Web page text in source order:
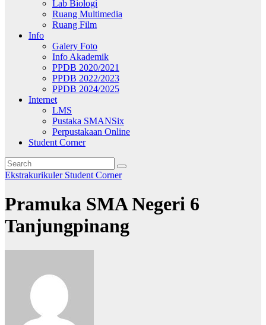
Lab Biologi
Ruang Multimedia
Ruang Film
Info
Galery Foto
Info Akademik
PPDB 2020/2021
PPDB 2022/2023
PPDB 2024/2025
Internet
LMS
Pustaka SMANSix
Perpustakaan Online
Student Corner
Ekstrakurikuler Student Corner
Pramuka SMA Negeri 6
Tanjungpinang